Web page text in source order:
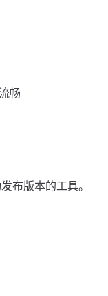
畅
布版本的工具。